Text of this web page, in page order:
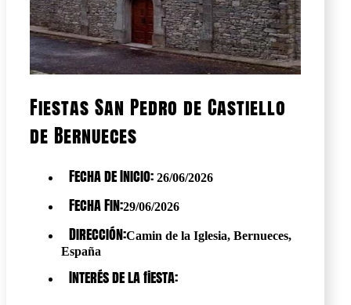
Fiestas San Pedro de Castiello
de Bernueces
Fecha de Inicio: 26/06/2026
Fecha Fin:29/06/2026
Dirección:Camin de la Iglesia, Bernueces,
España
Interés de la fiesta: